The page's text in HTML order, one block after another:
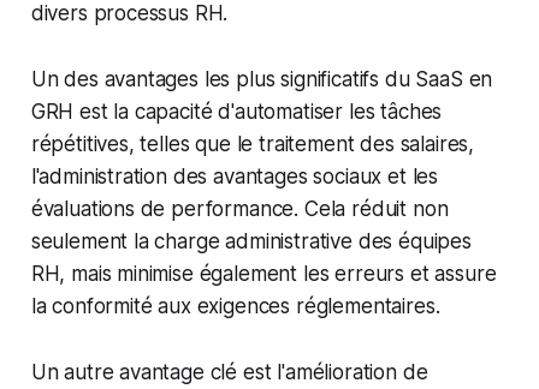
divers processus RH.
Un des avantages les plus significatifs du SaaS en
GRH est la capacité d'automatiser les tâches
répétitives, telles que le traitement des salaires,
l'administration des avantages sociaux et les
évaluations de performance. Cela réduit non
seulement la charge administrative des équipes
RH, mais minimise également les erreurs et assure
la conformité aux exigences réglementaires.
Un autre avantage clé est l'amélioration de